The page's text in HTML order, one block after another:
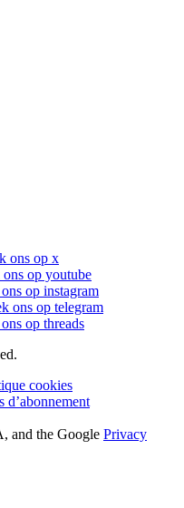
ons op x
op youtube
op instagram
ons op telegram
op threads
cookies
d’abonnement
and the Google Privacy